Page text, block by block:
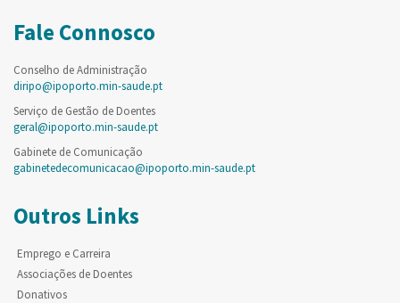
Fale Connosco
Conselho de Administração
diripo@ipoporto.min-saude.pt
Serviço de Gestão de Doentes
geral@ipoporto.min-saude.pt
Gabinete de Comunicação
gabinetedecomunicacao@ipoporto.min-saude.pt
Outros Links
Emprego e Carreira
Associações de Doentes
Donativos